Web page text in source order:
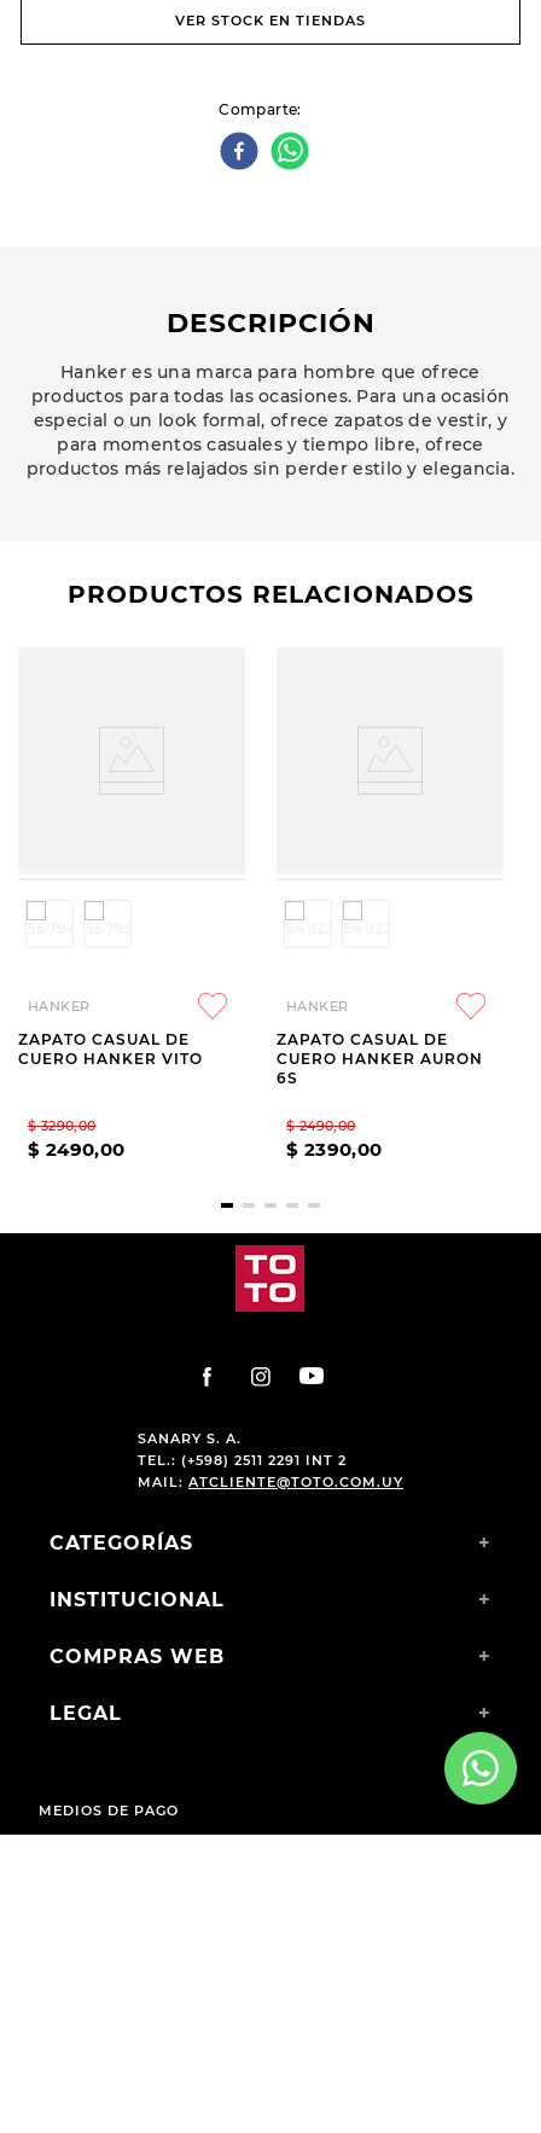
VER STOCK EN TIENDAS
Comparte
DESCRIPCIÓN
Hanker es una marca para hombre que ofrece
productos para todas las ocasiones. Para una ocasión
especial o un look formal, ofrece zapatos de vestir, y
para momentos casuales y tiempo libre, ofrece
productos más relajados sin perder estilo y elegancia.
PRODUCTOS RELACIONADOS
HANKER
ZAPATO CASUAL DE
CUERO HANKER VITO
$ 3290,00
$ 2490,00
HANKER
ZAPATO CASUAL DE
CUERO HANKER AURON
6S
$ 2490,00
$ 2390,00
SANARY S. A.
TEL.: (+598) 2511 2291 INT 2
MAIL: ATCLIENTE@TOTO.COM.UY
CATEGORÍAS +
INSTITUCIONAL +
COMPRAS WEB +
LEGAL +
MEDIOS DE PAGO